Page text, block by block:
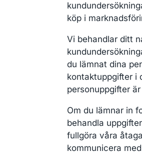
köp i
Vi behandlar ditt
du lämnat dina
kontaktuppgifter i
personuppgifter
Om du lämnar in
behandla
fullgöra våra
kommunicera